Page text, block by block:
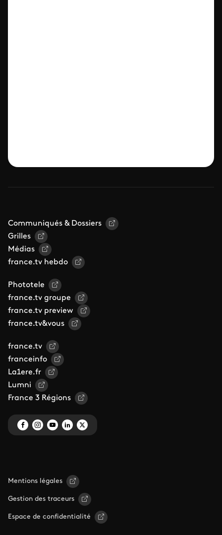
Communiqués & Dossiers
Grilles
Médias
france.tv hebdo
Phototele
france.tv groupe
france.tv preview
france.tv&vous
france.tv
franceinfo
La1ere.fr
Lumni
France 3 Régions
Mentions légales
Gestion des traceurs
Espace de confidentialité